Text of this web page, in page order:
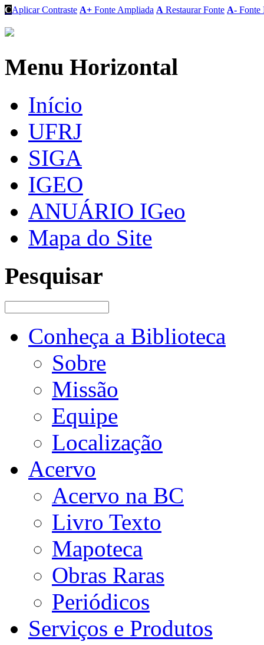
CAplicar Contraste A+ Fonte Ampliada A Restaurar Fonte A- Fonte
Menu Horizontal
Início
UFRJ
SIGA
IGEO
ANUÁRIO IGeo
Mapa do Site
Pesquisar
Conheça a Biblioteca
Sobre
Missão
Equipe
Localização
Acervo
Acervo na BC
Livro Texto
Mapoteca
Obras Raras
Periódicos
Serviços e Produtos